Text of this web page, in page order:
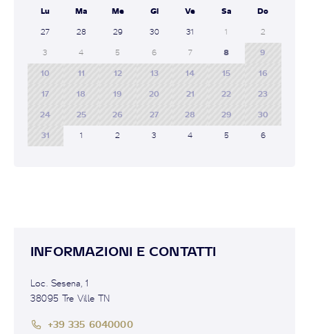
Lu Ma Me Gi Ve Sa Do
27 28 29 30 31 1 2
3 4 5 6 7 8 9
10 11 12 13 14 15 16
17 18 19 20 21 22 23
24 25 26 27 28 29 30
31 1 2 3 4 5 6
INFORMAZIONI E CONTATTI
Loc. Sesena, 1
38095 Tre Ville TN
+39 335 6040000